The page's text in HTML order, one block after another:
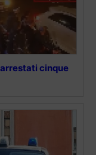
cinque